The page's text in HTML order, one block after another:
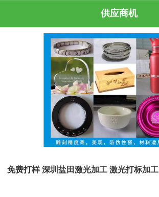
供应商机
免费打样 深圳盐田激光加工 激光打标加工